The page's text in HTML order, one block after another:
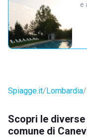
e
Spiagge.it Lombardia
Scopri le
comune di